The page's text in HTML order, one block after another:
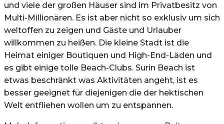
und viele der großen Häuser sind im Privatbesitz von
Multi-Millionären. Es ist aber nicht so exklusiv um sich
weltoffen zu zeigen und Gäste und Urlauber
willkommen zu heißen. Die kleine Stadt ist die
Heimat einiger Boutiquen und High-End-Läden und
es gibt einige tolle Beach-Clubs. Surin Beach ist
etwas beschränkt was Aktivitäten angeht, ist es
besser geeignet für diejenigen die der hektischen
Welt entfliehen wollen um zu entspannen.